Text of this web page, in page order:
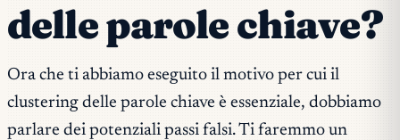
delle parole chiave?
Ora che ti abbiamo eseguito il motivo per cui il
clustering delle parole chiave è essenziale, dobbiamo
parlare dei potenziali passi falsi. Ti faremmo un